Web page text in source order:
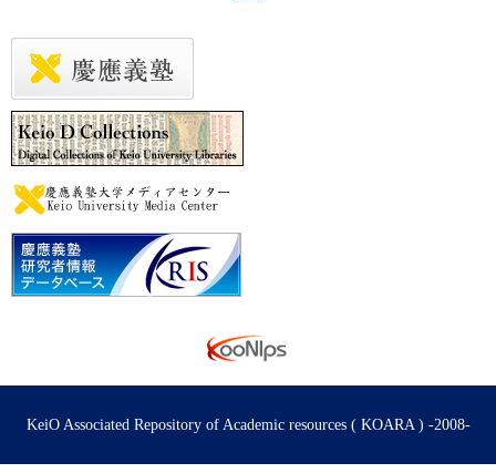
KeiO Associated Repository of Academic resources ( KOARA ) -2008-